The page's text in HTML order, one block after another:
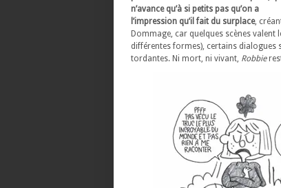
n’avance qu’à si petits pas qu’on a
l’impression qu’il fait du surplace,
Dommage, car quelques scènes
différentes formes), certains dialogues
tordantes. Ni mort, ni vivant, Robbie